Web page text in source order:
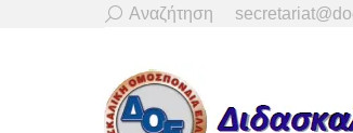
Search:
Αναζήτηση